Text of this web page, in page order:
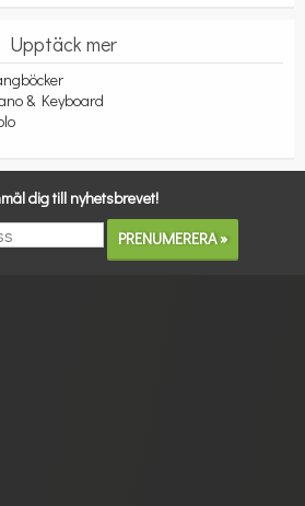
Upptäck mer
& Keyboard
dig till nyhetsbrevet!